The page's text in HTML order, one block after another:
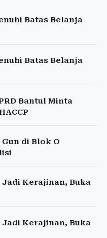
Batas Belanja
Batas Belanja
Bantul Minta
di Blok O
Jadi Kerajinan, Buka
Jadi Kerajinan, Buka